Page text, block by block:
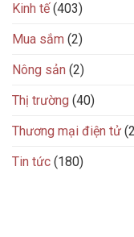
Kinh tế(403)
Mua sắm (2)
Nông sản (2)
Thị trường (40)
Thương mại điện tử
Tin tức (180)